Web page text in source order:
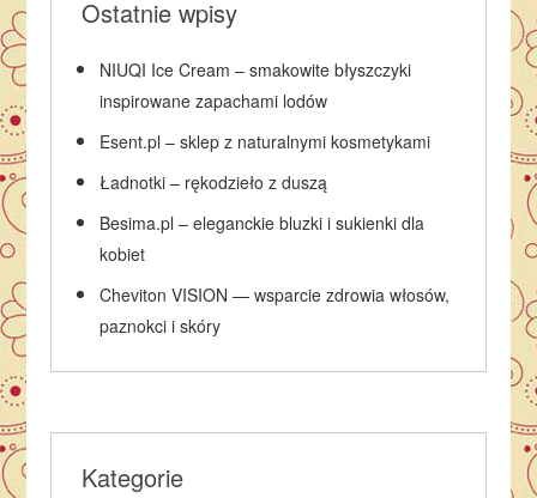
Ostatnie wpisy
NIUQI Ice Cream – smakowite błyszczyki
inspirowane zapachami lodów
Esent.pl – sklep z naturalnymi kosmetykami
Ładnotki – rękodzieło z duszą
Besima.pl – eleganckie bluzki i sukienki dla
kobiet
Cheviton VISION — wsparcie zdrowia włosów,
paznokci i skóry
Kategorie